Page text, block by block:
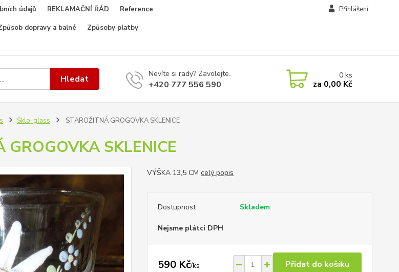
údajů REKLAMAČNÍ ŘÁD
Reference
dopravy a balné
Způsoby platby
Přihlášení
Hledat Nevíte si rady? Zavolejte.
+420 777 556 590
0ks
za 0,00 Kč
Sklo-glass STAROŽITNÁ GROGOVKA SKLENICE
GROGOVKA SKLENICE
VÝŠKA 13,5 CM celý popis
Dostupnost Skladem
Nejsme plátci DPH
590 Kč/ks Přidat do košíku